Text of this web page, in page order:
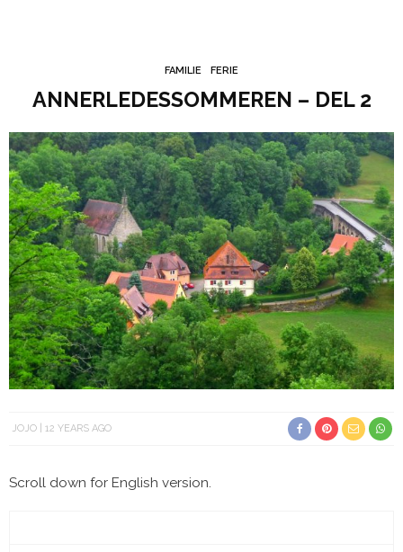
FAMILIE FERIE
ANNERLEDESSOMMEREN – DEL 2
JOJO 12 YEARS AGO
Scroll down for English version.